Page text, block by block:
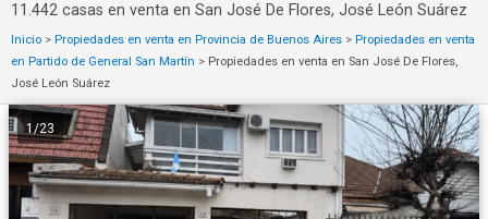
11.442 casas en venta en San José De Flores, José León Suárez
Inicio > Propiedades en venta en Provincia de Buenos Aires > Propiedades en venta
en Partido de General San Martín > Propiedades en venta en San José De Flores,
José León Suárez
1 /23